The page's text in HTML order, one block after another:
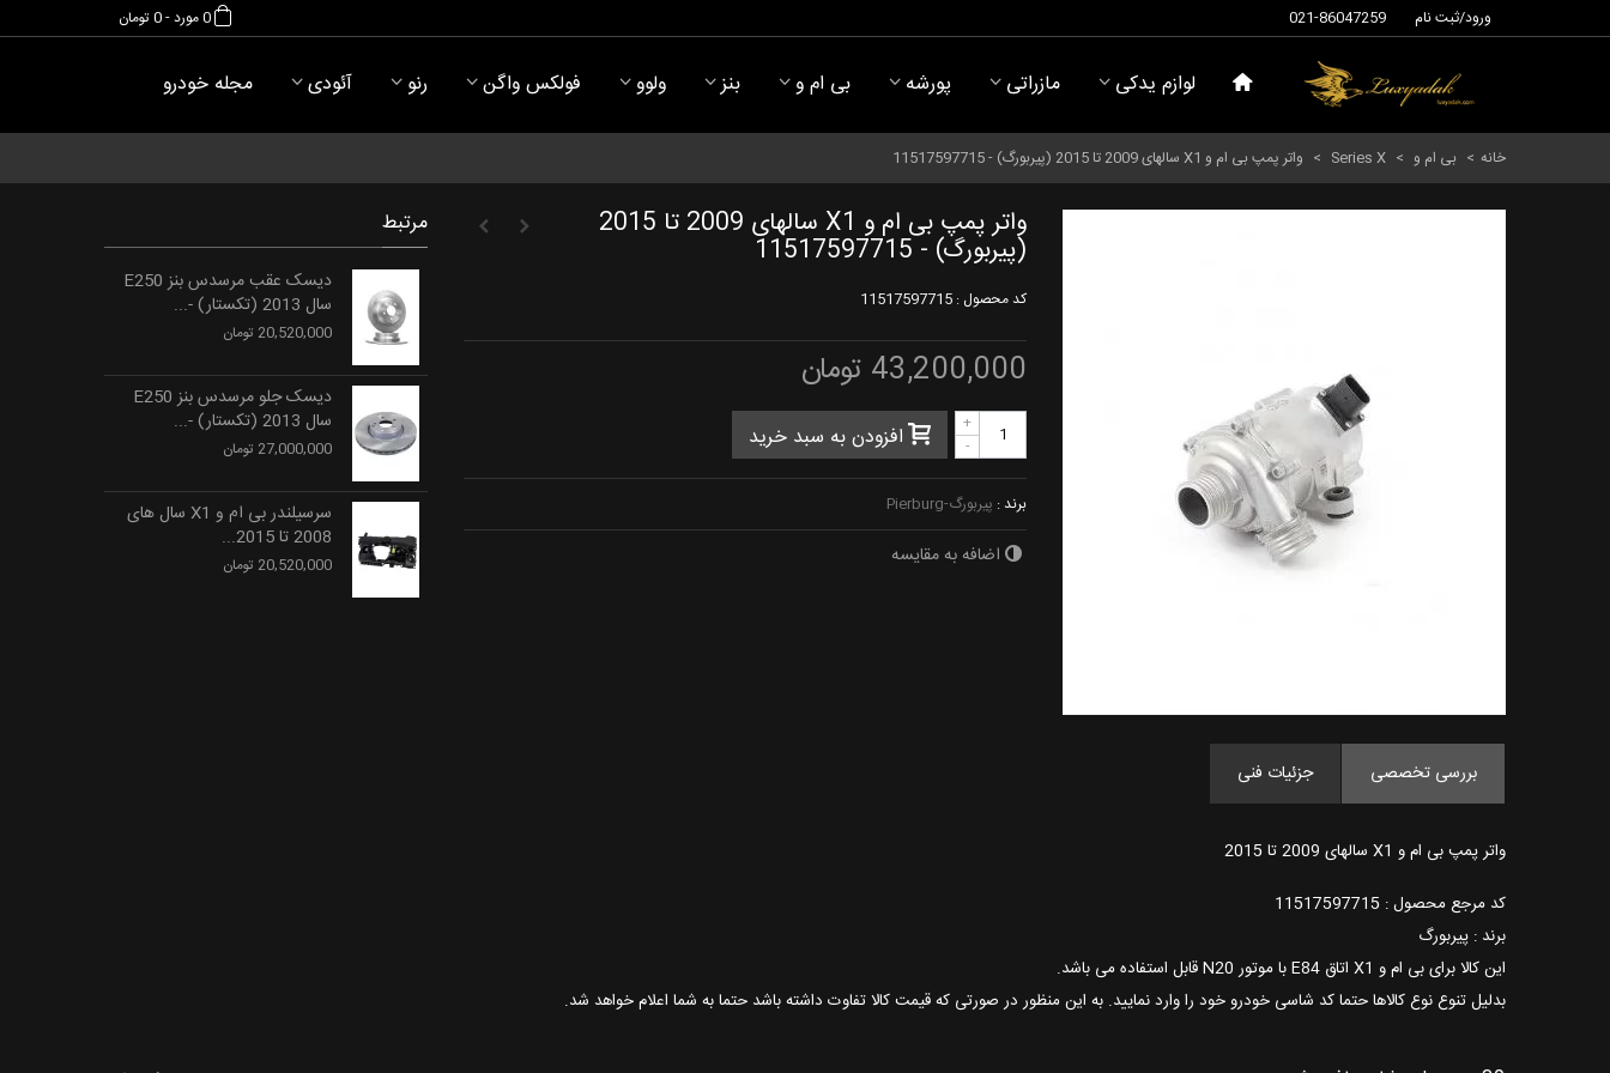
021-86047259 ورود/ثبت نام 0مورد-0 تومان
لوازم یدکی مازراتی پورشه بی ام و بنز ولوو فولکس واگن رنو آئودی مجله خودرو
خانه > بی ام و >
Series X
> واتر پمپ بی ام و X1 سالهای 2009 تا 2015 (پیربورگ) - 11517597715
واتر پمپ بی ام و X1 سالهای 2009 تا 2015
(پیربورگ) - 11517597715
کد محصول : 11517597715
43,200,000 تومان
-
+ افزودن به سبد خرید
برند : پیربورگ-Pierburg
اضافه به مقایسه
مرتبط
دیسک عقب مرسدس بنز E250
سال 2013 (تکستار) -...
20,520,000 تومان
دیسک جلو مرسدس بنز E250
سال 2013 (تکستار) -...
27,000,000 تومان
سرسیلندر بی ام و X1 سال های
2008 تا 2015...
20,520,000 تومان
بررسی تخصصی جزئیات فنی
واتر پمپ بی ام و X1 سالهای 2009 تا 2015
کد مرجع محصول : 11517597715
برند : پیربورگ
این کالا برای بی ام و X1 اتاق E84 با موتور N20 قابل استفاده می باشد.
بدلیل تنوع نوع کالاها حتما کد شاسی خودرو خود را وارد نمایید. به این منظور در صورتی که قیمت کالا تفاوت داشته باشد حتما به شما اعلام خواهد شد.